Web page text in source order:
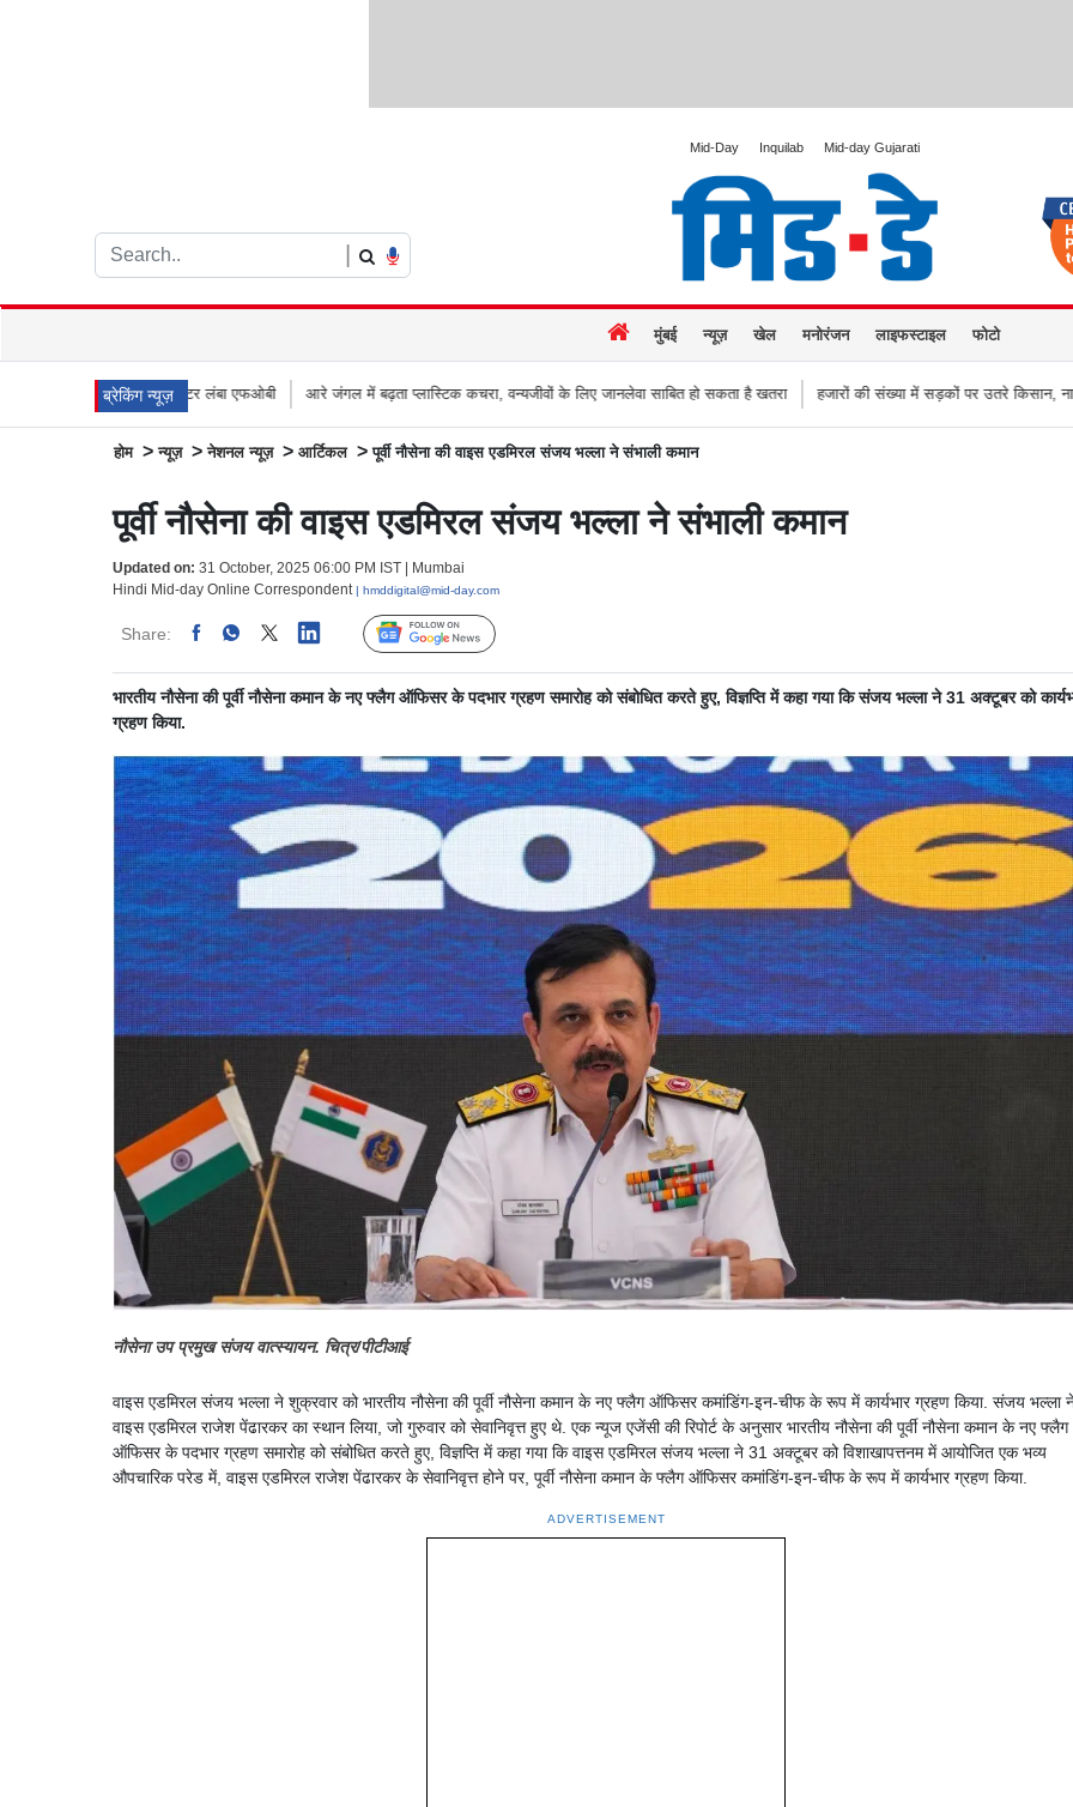
Mid-Day Inquilab Mid-day Gujarati
मुंबई न्यूज़ खेल मनोरंजन लाइफस्टाइल फोटो
ब्रेकिंग न्यूज़
66 मीटर लंबा एफओबी आरे जंगल में बढ़ता प्लास्टिक कचरा, वन्यजीवों के लिए जानलेवा साबित हो सकता है खतरा हजारों की संख्या में सड़कों पर उतरे किसान, नागपुर-हैदराबाद
होम >न्यूज़ >नेशनल न्यूज़ > आर्टिकल >पूर्वी नौसेना की वाइस एडमिरल संजय भल्ला ने संभाली कमान
पूर्वी नौसेना की वाइस एडमिरल संजय भल्ला ने संभाली कमान
Updated on: 31 October, 2025 06:00 PM IST | Mumbai
Hindi Mid-day Online Correspondent
| hmddigital@mid-day.com
Share: Linked Follow Us
भारतीय नौसेना की पूर्वी नौसेना कमान के नए फ्लैग ऑफिसर के पदभार ग्रहण समारोह को संबोधित करते हुए, विज्ञप्ति में कहा गया कि संजय भल्ला ने 31 अक्टूबर को
ग्रहण किया.
नौसेना उप प्रमुख संजय वात्स्यायन. चित्र/पीटीआई
वाइस एडमिरल संजय भल्ला ने शुक्रवार को भारतीय नौसेना की पूर्वी नौसेना कमान के नए फ्लैग ऑफिसर कमांडिंग-इन-चीफ के रूप में कार्यभार ग्रहण किया. संजय भल्ला
वाइस एडमिरल राजेश पेंढारकर का स्थान लिया, जो गुरुवार को सेवानिवृत्त हुए थे. एक न्यूज एजेंसी की रिपोर्ट के अनुसार भारतीय नौसेना की पूर्वी नौसेना कमान के नए फ्लैग
ऑफिसर के पदभार ग्रहण समारोह को संबोधित करते हुए, विज्ञप्ति में कहा गया कि वाइस एडमिरल संजय भल्ला ने 31 अक्टूबर को विशाखापत्तनम में आयोजित एक भव्य
औपचारिक परेड में, वाइस एडमिरल राजेश पेंढारकर के सेवानिवृत्त होने पर, पूर्वी नौसेना कमान के फ्लैग ऑफिसर कमांडिंग-इन-चीफ के रूप में कार्यभार ग्रहण किया.
ADVERTISEMENT